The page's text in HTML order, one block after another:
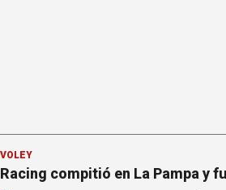
VÓLEY
Racing compitió en La Pampa y